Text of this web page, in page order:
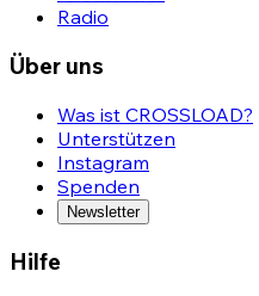
Radio
Über uns
Was ist CROSSLOAD?
Unterstützen
Instagram
Spenden
Newsletter
Hilfe